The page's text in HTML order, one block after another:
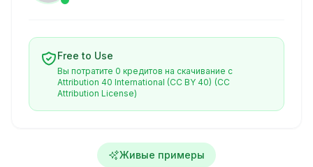
Free to Use
Вы потратите 0 кредитов на скачивание с
Attribution 40 International (CC BY 40) (CC
Attribution License)
Живые примеры